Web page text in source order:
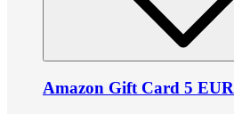
Amazon Gift Card 5 EUR